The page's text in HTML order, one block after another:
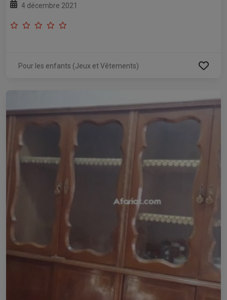
4 décembre 2021
Pour les enfants (Jeux et Vêtements)